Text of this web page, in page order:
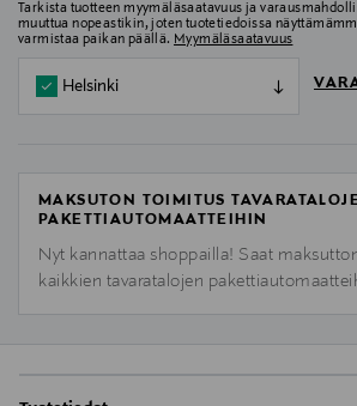
Tarkista tuotteen myymäläsaatavuus ja
muuttua nopeastikin, joten tuotetiedoissa
varmistaa paikan päällä. Myymäläsaatavuus
Helsinki
MAKSUTON TOIMITUS
PAKETTIAUTOMAATTEIHIN
Nyt kannattaa shoppailla! Saat
kaikkien tavaratalojen